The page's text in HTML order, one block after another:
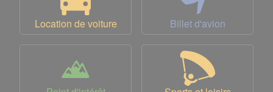
Location de voiture Billet d'avion